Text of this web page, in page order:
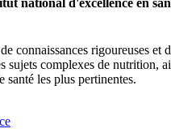
national d'excellence en
connaissances rigoureuses et
sujets complexes de nutrition,
santé les plus pertinentes.